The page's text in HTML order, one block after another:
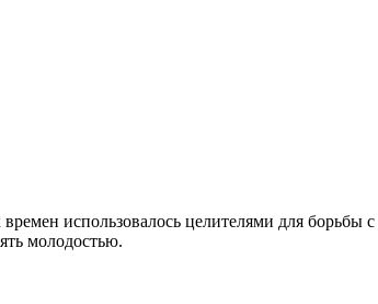
использовалось целителями для борьбы
молодостью.